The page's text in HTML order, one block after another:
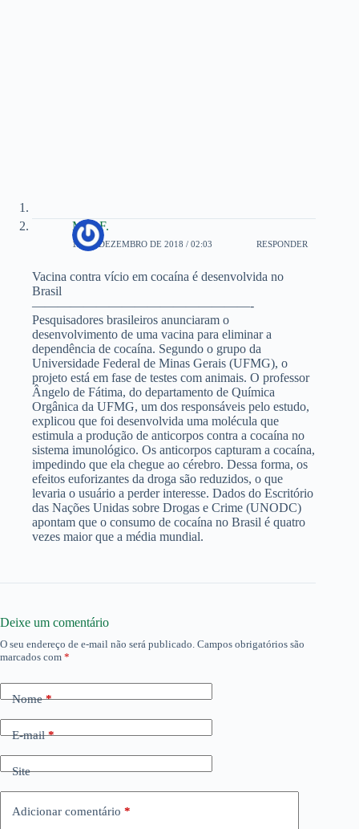
M.A.F.
13 DE DEZEMBRO DE 2018 / 02:03 RESPONDER
Vacina contra vício em cocaína é desenvolvida no
Brasil
—————————————————-
Pesquisadores brasileiros anunciaram o
desenvolvimento de uma vacina para eliminar a
dependência de cocaína. Segundo o grupo da
Universidade Federal de Minas Gerais (UFMG), o
projeto está em fase de testes com animais. O professor
Ângelo de Fátima, do departamento de Química
Orgânica da UFMG, um dos responsáveis pelo estudo,
explicou que foi desenvolvida uma molécula que
estimula a produção de anticorpos contra a cocaína no
sistema imunológico. Os anticorpos capturam a cocaína,
impedindo que ela chegue ao cérebro. Dessa forma, os
efeitos euforizantes da droga são reduzidos, o que
levaria o usuário a perder interesse. Dados do Escritório
das Nações Unidas sobre Drogas e Crime (UNODC)
apontam que o consumo de cocaína no Brasil é quatro
vezes maior que a média mundial.
Deixe um comentário
O seu endereço de e-mail não será publicado. Campos obrigatórios são
marcados com *
Nome*
E-mail*
Site
Adicionar comentário *